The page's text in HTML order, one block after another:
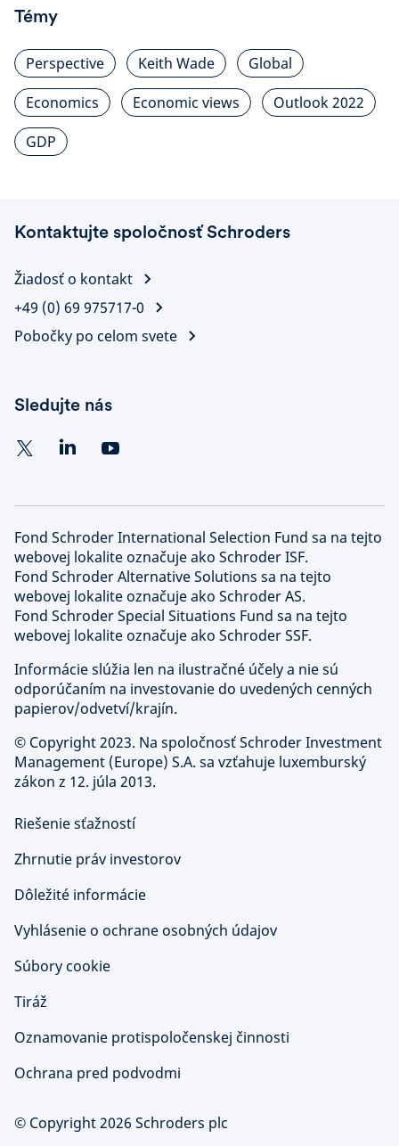
Témy
Perspective Keith Wade
Global
Economics
Economic views
Outlook 2022
GDP
Kontaktujte spoločnosť Schroders
Žiadosť o kontakt
+49 (0) 69 975717-0
Pobočky po celom svete
Sledujte nás
Fond Schroder International Selection Fund sa na tejto
webovej lokalite označuje ako Schroder ISF.
Fond Schroder Alternative Solutions sa na tejto
webovej lokalite označuje ako Schroder AS.
Fond Schroder Special Situations Fund sa na tejto
webovej lokalite označuje ako Schroder SSF.
Informácie slúžia len na ilustračné účely a nie sú
odporúčaním na investovanie do uvedených cenných
papierov/odvetví/krajín.
© Copyright 2023. Na spoločnosť Schroder Investment
Management (Europe) S.A. sa vzťahuje luxemburský
zákon z 12. júla 2013.
Riešenie sťažností
Zhrnutie práv investorov
Dôležité informácie
Vyhlásenie o ochrane osobných údajov
Súbory cookie
Tiráž
Oznamovanie protispoločenskej činnosti
Ochrana pred podvodmi
© Copyright 2026 Schroders plc